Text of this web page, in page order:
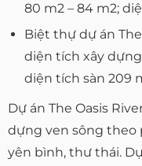
80 m2 – 84 m2;
Biệt thự dự án
diện tích xây
diện tích sàn 209
Dự án The Oasis
dựng ven sông theo
yên bình, thư thái.